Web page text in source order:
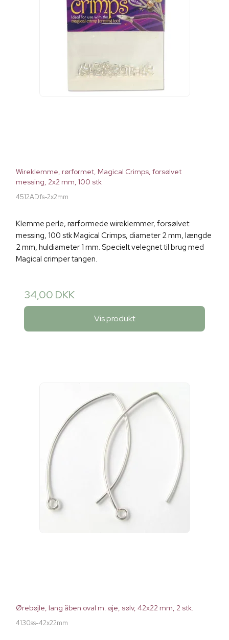
Wireklemme, rørformet, Magical Crimps, forsølvet
messing, 2x2 mm, 100 stk
4512ADfs-2x2mm
Klemme perle, rørformede wireklemmer, forsølvet
messing, 100 stk Magical Crimps, diameter 2 mm, længde
2 mm, huldiameter 1 mm. Specielt velegnet til brug med
Magical crimper tangen.
34,00 DKK
Vis produkt
Ørebøjle, lang åben oval m. øje, sølv, 42x22 mm, 2 stk.
4130ss-42x22mm